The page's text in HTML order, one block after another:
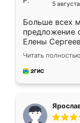
5
Больше всех
предложение
Елены
короткие
для замера
предложил по
Читать полностью